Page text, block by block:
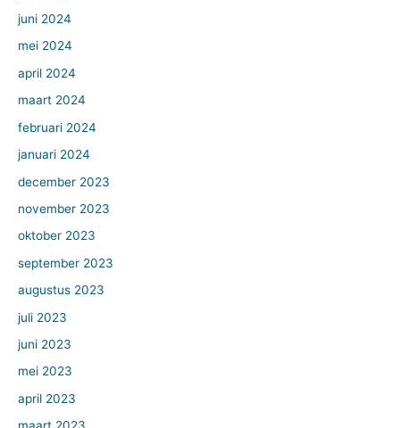
juni 2024
mei 2024
april 2024
maart 2024
februari 2024
januari 2024
december 2023
november 2023
oktober 2023
september 2023
augustus 2023
juli 2023
juni 2023
mei 2023
april 2023